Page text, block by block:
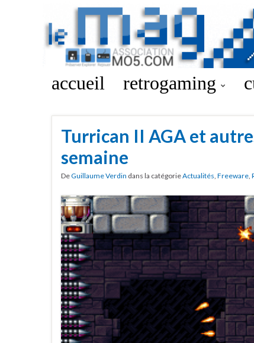
accueil retrogaming
Turrican II AGA et
semaine
DeGuillaume Verdin dans la catégorieActualités, Freeware,